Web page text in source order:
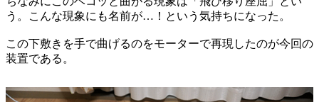
う。こんな現象にも名前が…！という気持ちになった。
この下敷きを手で曲げるのをモーターで再現したのが今回の
装置である。